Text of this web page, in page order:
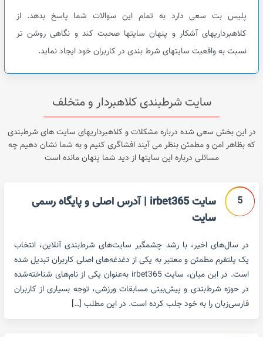
پلیس بت سعی دارد به تمام این سوالات شما پاسخ بدهد. از
کلاهبرداریهای آشکار و پنهان سایتها صحبت کند و نگاهی روشن تر
نسبت به واقعیت سایتهای شرط بندی در کاربران خود ایجاد نماید.
سایت شرطبندی کلاهبردار و متخلف
در این بخش سعی شده درباره مشکلات و کلاهبرداریهای سایت های شرطبندی
که بظاهر امن و مطمئن بنظر می آیند افشاگری کنیم و به شما نشان دهیم چه
مسائلی درباره این سایتها از دید شما پنهان مانده است
5
سایت irbet365 | آدرس اصلی و پایگاه رسمی
سایت
در سال‌های اخیر، با رشد چشمگیر سایت‌های شرط‌بندی آنلاین، انتخاب
یک پلتفرم مطمئن و معتبر به یکی از دغدغه‌های اصلی کاربران تبدیل شده
است. در این میان، سایت irbet365 به‌عنوان یکی از نام‌های شناخته‌شده
در حوزه شرط‌بندی و پیش‌بینی مسابقات ورزشی، توجه بسیاری از کاربران
فارسی‌زبان را به خود جلب کرده است. در این مطلب […]